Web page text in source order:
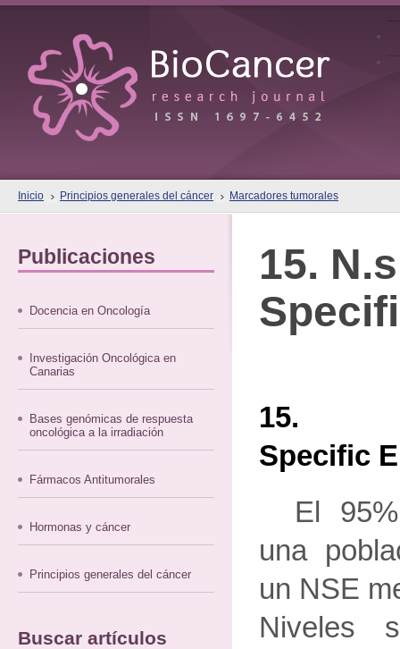
Inicio Principios generales del cáncer Marcadores tumorales
Publicaciones
Docencia en Oncología
Investigación Oncológica en
Canarias
Bases genómicas de respuesta
oncológica a la irradiación
Fármacos Antitumorales
Hormonas y cáncer
Principios generales del cáncer
Buscar artículos
15.
15.
Specific
El
una
un NSE
Niveles